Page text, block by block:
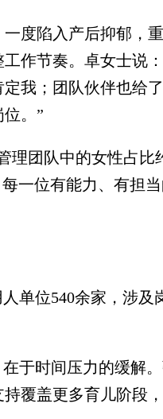
度陷入产后抑郁，
作节奏。卓女士说
我；团队伙伴也给
。”
团队中的女性占比
一位有能力、有担
单位540余家，涉及
于时间压力的缓解
覆盖更多育儿阶段